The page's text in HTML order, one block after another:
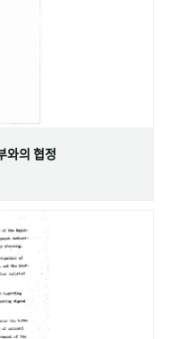
와의 협정